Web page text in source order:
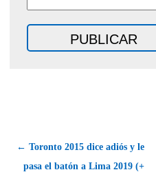
← Toronto 2015 dice adiós y le
pasa el batón a Lima 2019 (+